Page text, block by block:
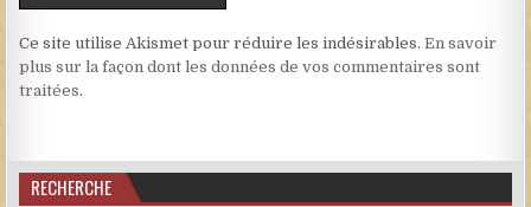
Ce site utilise Akismet pour réduire les indésirables.En savoir
plus sur la façon dont les données de vos commentaires sont
traitées.
RECHERCHE